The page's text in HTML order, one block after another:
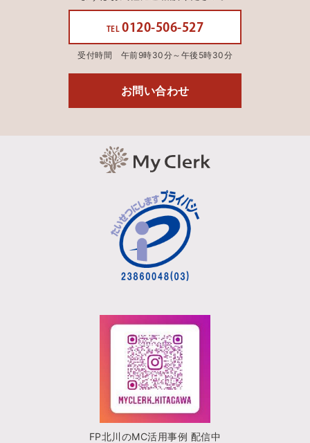
TEL 0120-506-527
受付時間 午前9時30分～午後5時30分
お問い合わせ
FP北川のMC活用事例 配信中